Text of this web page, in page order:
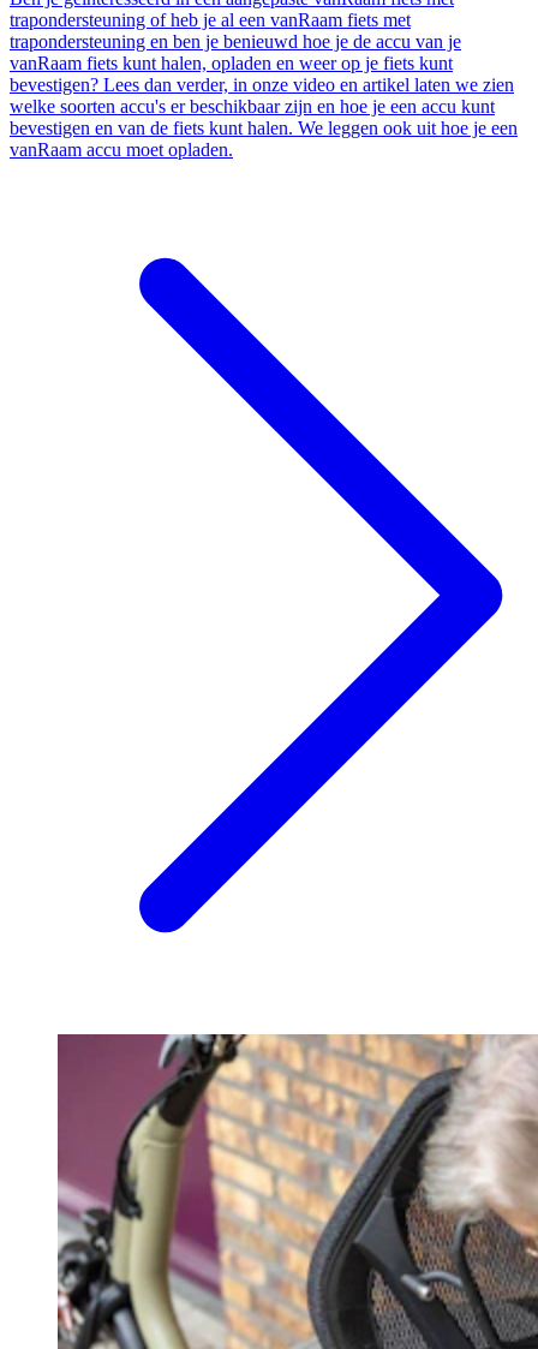
trapondersteuning of heb je al een vanRaam fiets met
trapondersteuning en ben je benieuwd hoe je de accu van je
vanRaam fiets kunt halen, opladen en weer op je fiets kunt
bevestigen? Lees dan verder, in onze video en artikel laten we zien
welke soorten accu's er beschikbaar zijn en hoe je een accu kunt
bevestigen en van de fiets kunt halen. We leggen ook uit hoe je een
vanRaam accu moet opladen.